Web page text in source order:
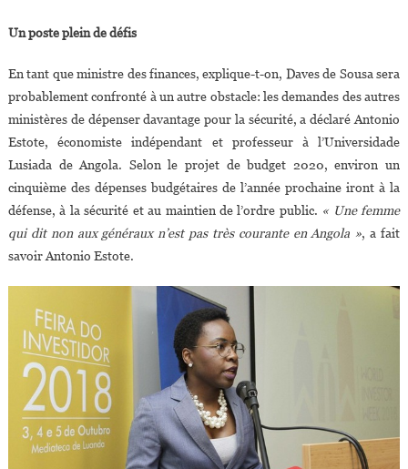
Un poste plein de défis
En tant que ministre des finances, explique-t-on, Daves de Sousa sera
probablement confronté à un autre obstacle: les demandes des autres
ministères de dépenser davantage pour la sécurité, a déclaré Antonio
Estote, économiste indépendant et professeur à l’Universidade
Lusiada de Angola. Selon le projet de budget 2020, environ un
cinquième des dépenses budgétaires de l’année prochaine iront à la
défense, à la sécurité et au maintien de l’ordre public. « Une femme
qui dit non aux généraux n’est pas très courante en Angola », a fait
savoir Antonio Estote.